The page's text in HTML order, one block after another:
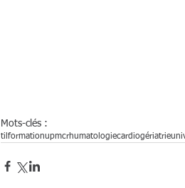
Mots-clés :
til formationupmcrhumatologiecardiogériatrie